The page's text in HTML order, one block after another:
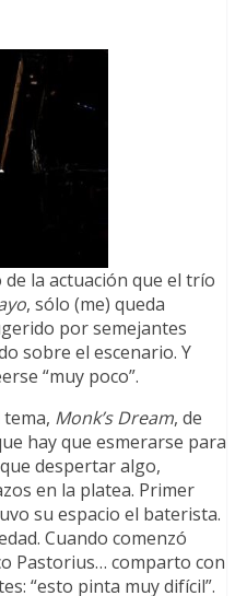
la actuación que el trío
, sólo (me) queda
por semejantes
sobre el escenario. Y
“muy poco”.
Monk’s Dream, de
hay que esmerarse para
despertar algo,
en la platea. Primer
su espacio el baterista.
Cuando comenzó
Pastorius… comparto con
“esto pinta muy difícil”.